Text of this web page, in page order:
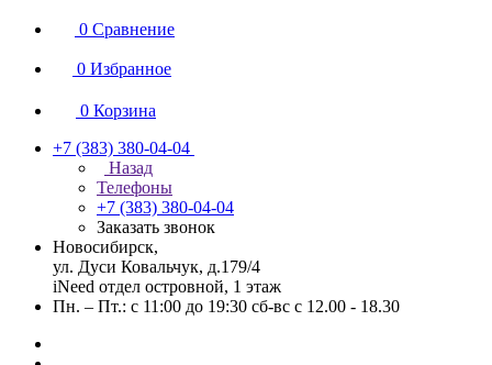
0 Сравнение
0 Избранное
0 Корзина
+7 (383) 380-04-04
Назад
Телефоны
+7 (383) 380-04-04
Заказать звонок
Новосибирск,
ул. Дуси Ковальчук, д.179/4
iNeed отдел островной, 1 этаж
Пн. – Пт.: с 11:00 до 19:30 сб-вс с 12.00 - 18.30